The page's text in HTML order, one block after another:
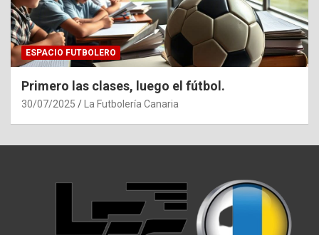
ESPACIO FUTBOLERO
Primero las clases, luego el fútbol.
30/07/2025 La Futbolería Canaria